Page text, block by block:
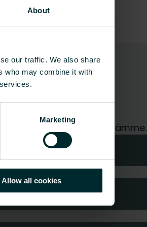
About
our traffic. We also share
who may combine it with
Marketing
Allow all cookies
materiaalia
pyyntösi mielellämme.